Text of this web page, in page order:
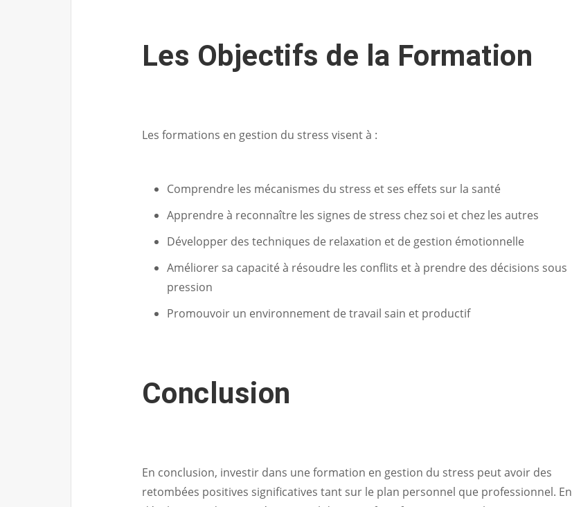
Les Objectifs de la Formation
Les formations en gestion du stress visent à :
Comprendre les mécanismes du stress et ses effets sur la santé
Apprendre à reconnaître les signes de stress chez soi et chez les autres
Développer des techniques de relaxation et de gestion émotionnelle
Améliorer sa capacité à résoudre les conflits et à prendre des décisions sous
pression
Promouvoir un environnement de travail sain et productif
Conclusion
En conclusion, investir dans une formation en gestion du stress peut avoir des
retombées positives significatives tant sur le plan personnel que professionnel. En